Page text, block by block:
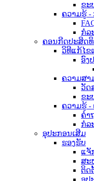
ຂະ
ຄວາມຮູ້
ກໍລ
ຄອນກີດປະສິດທິ
ວິທີແກ້ໄຂ
ອົງ
ຄວາມສາ
ວັດ
ຂະ
ຄວາມຮູ້ -
ຄຳ
ກໍລ
ອຸປະກອນເສີມ
ຮອງຮັບ
ແຈັ
ສະ
ຕິດ
ອຸປ